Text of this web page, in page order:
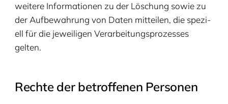
wei­te­re Infor­ma­tio­nen zu der Löschung sowie zu
der Auf­be­wah­rung von Daten mit­tei­len, die spe­zi­
ell für die jewei­li­gen Ver­ar­bei­tungs­pro­zes­ses
gelten.
Rech­te der betrof­fe­nen Personen